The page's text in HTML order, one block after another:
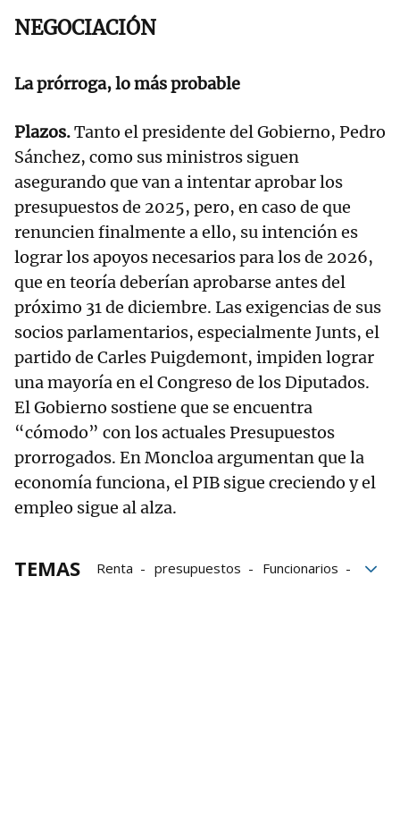
NEGOCIACIÓN
La prórroga, lo más probable
Plazos.Tanto el presidente del Gobierno, Pedro
Sánchez, como sus ministros siguen
asegurando que van a intentar aprobar los
presupuestos de 2025, pero, en caso de que
renuncien finalmente a ello, su intención es
lograr los apoyos necesarios para los de 2026,
que en teoría deberían aprobarse antes del
próximo 31 de diciembre. Las exigencias de sus
socios parlamentarios, especialmente Junts, el
partido de Carles Puigdemont, impiden lograr
una mayoría en el Congreso de los Diputados.
El Gobierno sostiene que se encuentra
“cómodo” con los actuales Presupuestos
prorrogados. En Moncloa argumentan que la
economía funciona, el PIB sigue creciendo y el
empleo sigue al alza.
TEMAS Renta presupuestos
Funcionarios